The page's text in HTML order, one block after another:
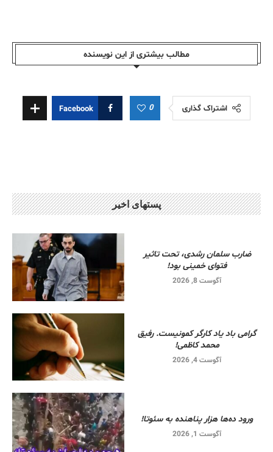
مطالب بیشتری از این نویسندە
اشتراک گذاری 0
Facebook
پستهای اخیر
ضارب سلمان رشدی، تحت تاثیر
فتوای خمینی بود!
آگوست 8, 2026
گرامی باد یاد کارگر کمونیست. رفیق
محمد کاظمی!
آگوست 4, 2026
ورود ده‌ها هزار پناهنده به سئوتا!
آگوست 1, 2026